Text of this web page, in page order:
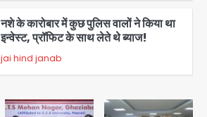
नशे के कारोबार में कुछ पुलिस वालों ने किया था
इन्वेस्ट, प्रॉफिट के साथ लेते थे ब्याज!
jai hind janab
Green Arch Society: सेविअर ग्रीन
आर्च में दूषित पानी में मिला ई-कोलाई, अथॉरिटी